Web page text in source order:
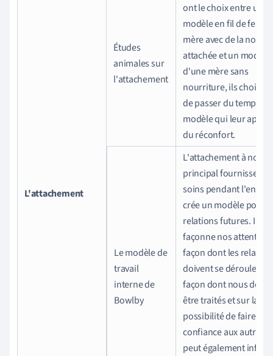
L'attachement
Études
animales sur
l'attachement
ont le choix entre un
modèle en fil de fer
mère avec de la
attachée et un
d'une mère sans
nourriture, ils
de passer du temps
modèle qui leur
du réconfort.
Le modèle de
travail
interne de
Bowlby
L'attachement à notre
principal fournisseur
soins pendant
crée un modèle pour
relations futures. Il
façonne nos attentes
façon dont les
doivent se dérouler,
façon dont nous
être traités et sur la
possibilité de faire
confiance aux autres. Il
peut également